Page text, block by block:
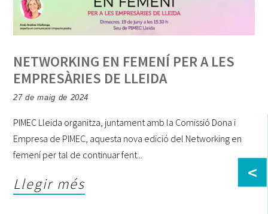
NETWORKING EN FEMENÍ PER A LES
EMPRESÀRIES DE LLEIDA
27 de maig de 2024
PIMEC Lleida organitza, juntament amb la Comissió Dona i
Empresa de PIMEC, aquesta nova edició del Networking en
femení per tal de continuar fent
Llegir més <